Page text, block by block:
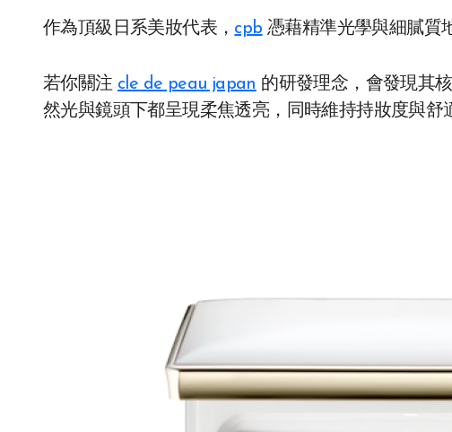
作為頂級日系美妝代表， cpb 憑藉精準光學與細膩質
若你關注 cle de peau japan
的研發理念，會發現其
然光與鏡頭下都呈現柔焦透亮，同時維持持妝度與舒